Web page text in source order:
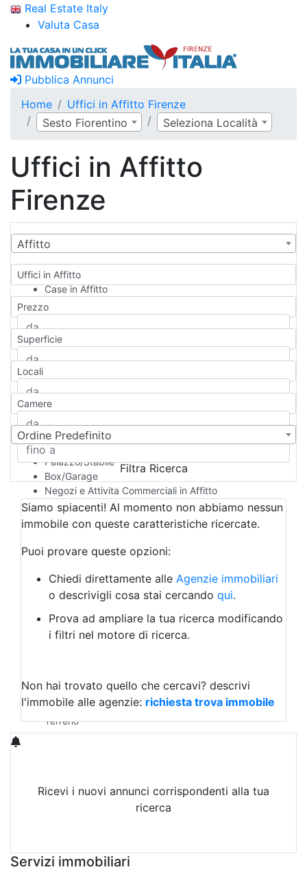
Real Estate Italy
Valuta Casa
Pubblica Annunci
Home
Uffici in Affitto Firenze
Sesto Fiorentino
Seleziona Località
Uffici in Affitto
Firenze
Affitto
Uffici in Affitto
Case in Affitto
Qualsiasi
Appartamento
Casa indipendente
Casa Semi-indipendente
Attico/Mansarda
Rustico/Casale
Camera d'Albergo
Multiproprietà
Palazzo/Stabile
Box/Garage
Negozi e Attivita Commerciali in Affitto
Qualsiasi
Attività/Licenza Commerciale
Azienda Agricola
Bar/Ristorante
Albergo
Laboratorio Artigianale
Negozio/locale commerciale
Agriturismo
Magazzini
Qualsiasi
Terreno edificabile
Terreno
Prezzo
Superficie
Locali
Camere
Ordine Predefinito
Filtra Ricerca
Siamo spiacenti! Al momento non abbiamo nessun
immobile con queste caratteristiche ricercate.
Puoi provare queste opzioni:
Chiedi direttamente alle Agenzie immobiliari
o descrivigli cosa stai cercando qui.
Prova ad ampliare la tua ricerca modificando
i filtri nel motore di ricerca.
Non hai trovato quello che cercavi? descrivi
l'immobile alle agenzie: richiesta trova immobile
Ricevi i nuovi annunci corrispondenti alla tua
ricerca
Servizi immobiliari